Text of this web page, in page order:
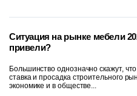
Ситуация на рынке мебели
привели?
Большинство однозначно скажут,
ставка и просадка строительного
экономике и в обществе...